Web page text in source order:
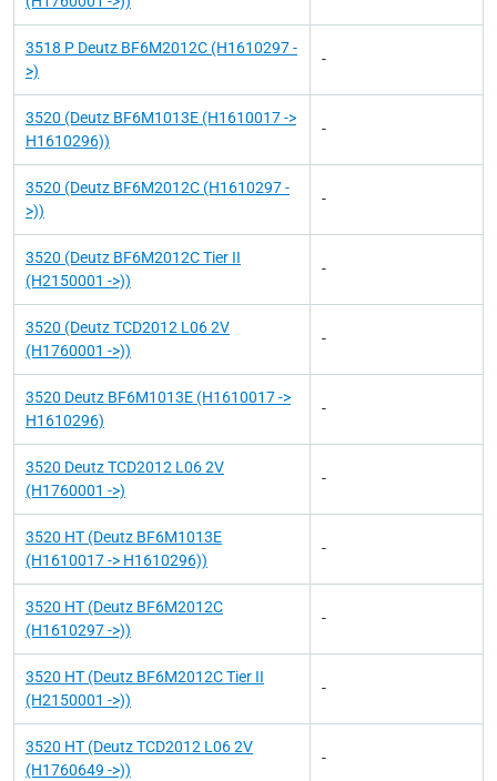
3518 P Deutz BF6M2012C (H1610297 -
>)
-
3520 (Deutz BF6M1013E (H1610017 ->
H1610296))
-
3520 (Deutz BF6M2012C (H1610297 -
>))
-
3520 (Deutz BF6M2012C Tier II
(H2150001 ->))
-
3520 (Deutz TCD2012 L06 2V
(H1760001 ->))
-
3520 Deutz BF6M1013E (H1610017 ->
H1610296)
-
3520 Deutz TCD2012 L06 2V
(H1760001 ->)
-
3520 HT (Deutz BF6M1013E
(H1610017 -> H1610296))
-
3520 HT (Deutz BF6M2012C
(H1610297 ->))
-
3520 HT (Deutz BF6M2012C Tier II
(H2150001 ->))
-
3520 HT (Deutz TCD2012 L06 2V
(H1760649 ->))
-